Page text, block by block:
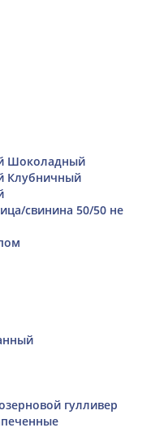
Шоколадный
Клубничный
свинина 50/50 не
гулливер